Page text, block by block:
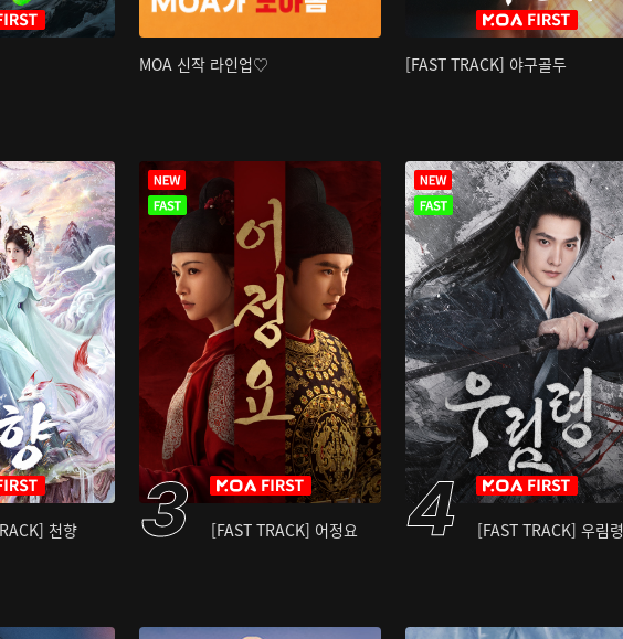
MOA 신작 라인업♡ [FAST TRACK] 야구골두
천향 [FAST TRACK] 어정요 [FAST TRACK] 우림령